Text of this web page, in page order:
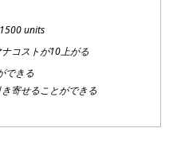
units
コストが10上がる
できる
寄せることができる